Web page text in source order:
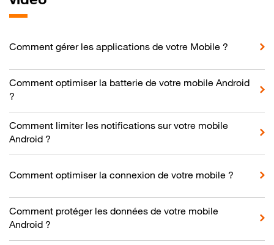
Comment gérer les applications de votre Mobile ?
Comment optimiser la batterie de votre mobile Android
?
Comment limiter les notifications sur votre mobile
Android ?
Comment optimiser la connexion de votre mobile ?
Comment protéger les données de votre mobile
Android ?